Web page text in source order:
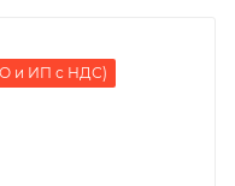
и ИП с НДС)